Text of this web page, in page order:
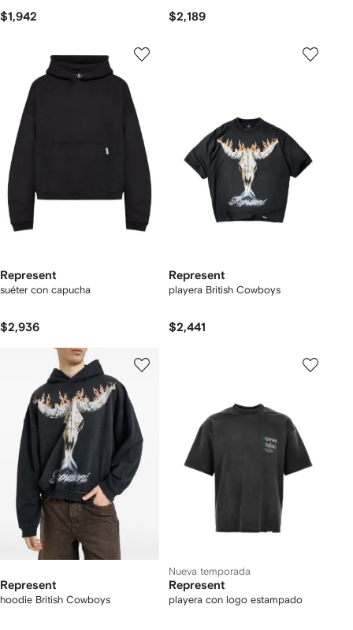
$1,942 $2,189
Represent
suéter con capucha
$2,936
Represent
playera British Cowboys
$2,441
Represent
hoodie British Cowboys
Nueva temporada
Represent
playera con logo estampado